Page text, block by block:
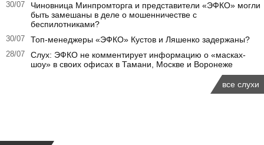
30/07
Чиновница Минпромторга и представители «ЭФКО» могли
быть замешаны в деле о мошенничестве с
беспилотниками?
30/07 Топ-менеджеры «ЭФКО» Кустов и Ляшенко задержаны?
28/07
Слух: ЭФКО не комментирует информацию о «масках-
шоу» в своих офисах в Тамани, Москве и Воронеже
все слухи